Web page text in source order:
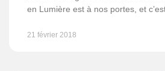
en Lumière est à nos portes, et
21 février 2018